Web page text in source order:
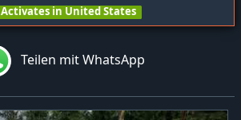
Activates in United States
Teilen mit WhatsApp